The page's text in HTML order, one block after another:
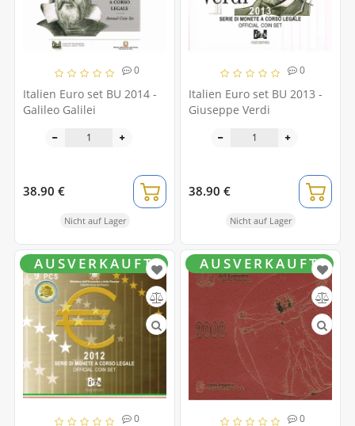
0
Italien Euro set BU 2014 -
Galileo Galilei
38.90 €
Nicht auf Lager
0
Italien Euro set BU 2013 -
Giuseppe Verdi
38.90 €
Nicht auf Lager
0
AUSVERKAUFT
0
AUSVERKAUFT